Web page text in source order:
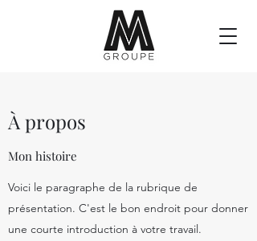
À propos
Mon histoire
Voici le paragraphe de la rubrique de
présentation. C'est le bon endroit pour donner
une courte introduction à votre travail.